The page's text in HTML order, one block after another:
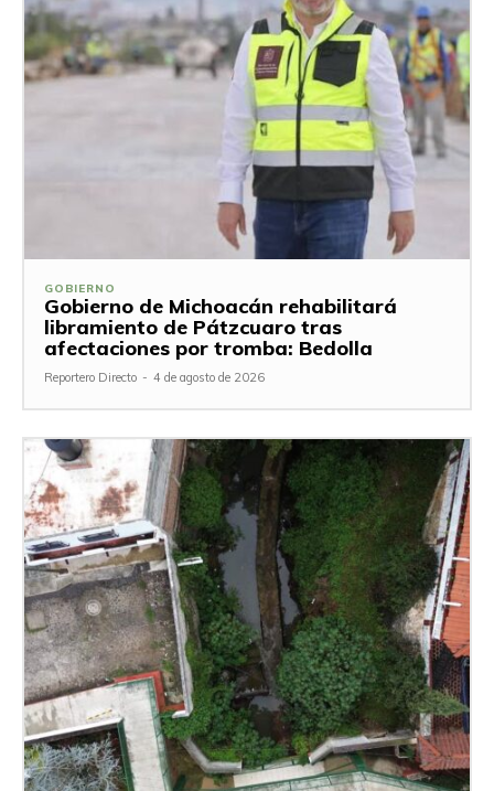
GOBIERNO
Gobierno de Michoacán rehabilitará
libramiento de Pátzcuaro tras
afectaciones por tromba: Bedolla
Reportero Directo - 4 de agosto de 2026